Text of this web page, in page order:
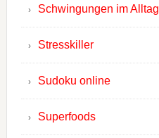
Schwingungen im Alltag
Stresskiller
Sudoku online
Superfoods